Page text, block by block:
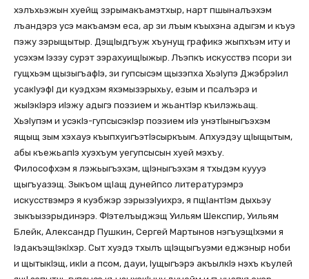
хэлъхьэжын хуейщ зэрымакъамэтхыр, нарт пшыналъэхэм
лъандэрэ усэ макъамэм еса, ар зи лъым къыхэна адыгэм и къуэ
пэжу зэрыщытыр. ДэщIыдгъуж хъунущ графикэ жыпхъэм иту и
усэхэм Iэзэу сурэт зэрахуищIыжыр. Лъэпкъ искусствэ псори зи
гущхьэм щызыгъафIэ, зи гупсысэм щызэпха ХьэIупэ ДжэбрэIил
усакIуэфI ди куэдхэм яхэмызэрыхьу, езым и псалъэрэ и
жыIэкIэрэ иIэжу адыгэ поэзием и жьантIэр къилэжьащ.
ХьэIупэм и усэкIэ-гупсысэкIэр поэзием иIэ унэтIыныгъэхэм
ящыщ зым хэхауэ къыпхуигъэтIэсыркъым. Апхуэдэу щIыщытым,
абы къежьапIэ хуэхъум уегупсысын хуей мэхъу.
Философхэм я лэжьыгъэхэм, щIэныгъэхэм я тхыдэм куууэ
щыгъуазэщ. Зыкъом щIащ дунейпсо литературэмрэ
искусствэмрэ я куэбжэр зэрызэIуихрэ, я пщIантIэм дыхьэу
зыкъызэрыдинэрэ. ФIэтелъыджэщ Уильям Шекспир, Уильям
Блейк, Александр Пушкин, Сергей Мартынов нэгъуэщIхэми я
IэдакъэщIэкIхэр. Сыт хуэдэ тхылъ щIэщыгъуэми еджэныр ноби
и щытыкIэщ, икIи а псом, дауи, Iущыгъэрэ акъылкIэ нэхъ къулей